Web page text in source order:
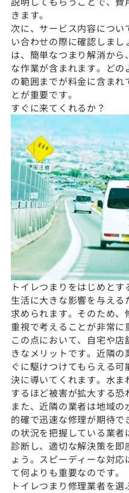
きます。
次に、サービス内容につ
い合わせの際に確認しま
は、簡単なつまり解消か
な作業が含まれます。ど
の範囲までが料金に含ま
とが重要です。
すぐに来てくれるか？
トイレつまりをはじめと
生活に大きな影響を与え
求められます。そのため、
重視で考えることが非常に
この点において、自宅や
きなメリットです。近隣
ぐに駆けつけてもらえる
決に導いてくれます。水
するほど被害が拡大する恐
また、近隣の業者は地域の
的確で迅速な修理が期待
の状況を把握している業
診断し、適切な解決策を
ょう。スピーディーな対
て何よりも重要なのです。
トイレつまり修理業者を